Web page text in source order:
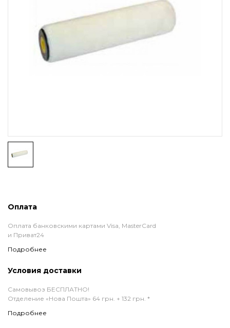
Оплата
Оплата банковскими картами Visa, MasterCard
и Приват24
Подробнее
Условия доставки
Самовывоз БЕСПЛАТНО!
Отделение «Нова Пошта» 64 грн. + 132 грн. *
Подробнее